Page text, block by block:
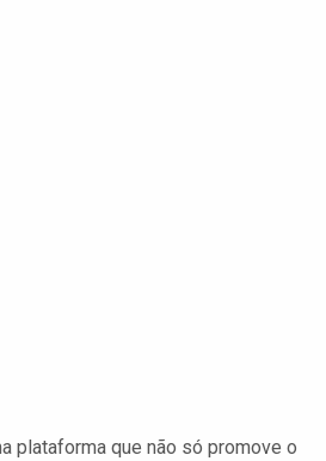
plataforma que não só promove o